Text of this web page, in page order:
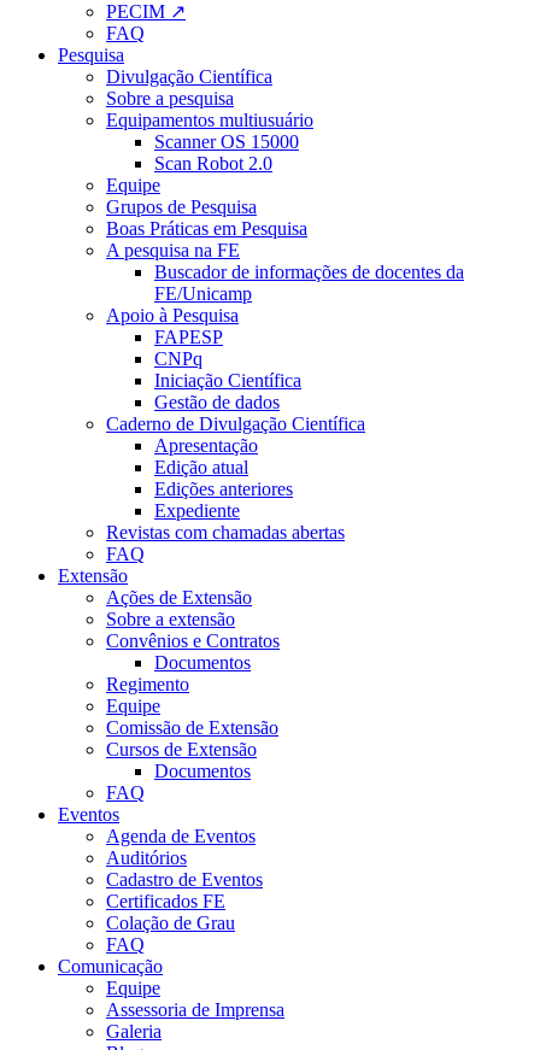
PECIM ↗
FAQ
Pesquisa
Divulgação Científica
Sobre a pesquisa
Equipamentos multiusuário
Scanner OS 15000
Scan Robot 2.0
Equipe
Grupos de Pesquisa
Boas Práticas em Pesquisa
A pesquisa na FE
Buscador de informações de docentes da
FE/Unicamp
Apoio à Pesquisa
FAPESP
CNPq
Iniciação Científica
Gestão de dados
Caderno de Divulgação Científica
Apresentação
Edição atual
Edições anteriores
Expediente
Revistas com chamadas abertas
FAQ
Extensão
Ações de Extensão
Sobre a extensão
Convênios e Contratos
Documentos
Regimento
Equipe
Comissão de Extensão
Cursos de Extensão
Documentos
FAQ
Eventos
Agenda de Eventos
Auditórios
Cadastro de Eventos
Certificados FE
Colação de Grau
FAQ
Comunicação
Equipe
Assessoria de Imprensa
Galeria